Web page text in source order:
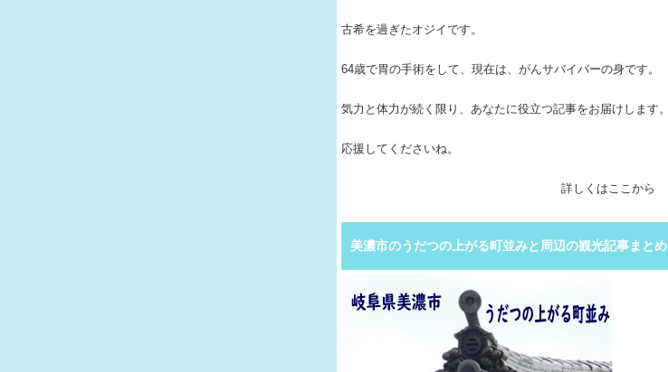
古希を過ぎたオジイです。
64歳で胃の手術をして、現在は、がんサバイバーの身です。
気力と体力が続く限り、あなたに役立つ記事をお届けします。
応援してくださいね。
詳しくはここから
美濃市のうだつの上がる町並みと周辺の観光記事まとめ